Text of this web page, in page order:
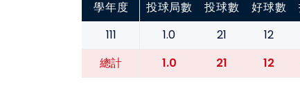
學年度 投球局數 投球數 好球數
111 1.0 21 12
總計 1.0 21 12